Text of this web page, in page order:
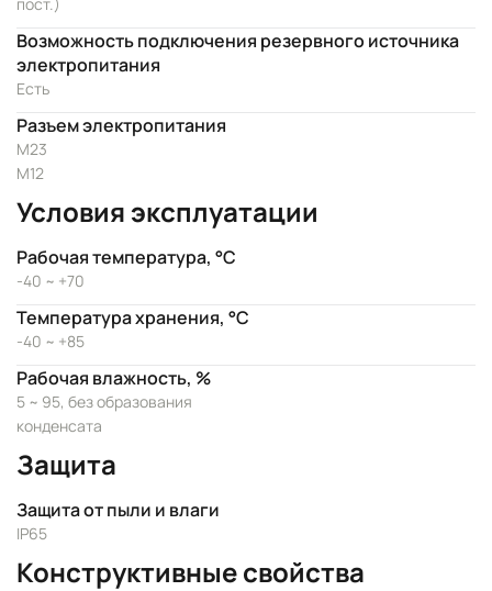
Возможность подключения резервного источника
электропитания
Есть
Разъем электропитания
M23
M12
Условия эксплуатации
Рабочая температура, °C
-40 ~ +70
Температура хранения, °C
-40 ~ +85
Рабочая влажность, %
5 ~ 95, без образования
конденсата
Защита
Защита от пыли и влаги
IP65
Конструктивные свойства